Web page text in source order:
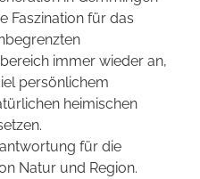
Faszination für das
immer wieder an,
persönlichem
heimischen
für die
Natur und Region.